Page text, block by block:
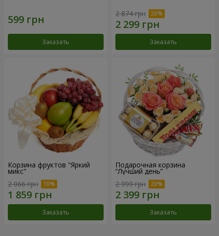
Заказать
2 874 грн
Заказать
Корзина фруктов "Яркий
микс"
2 066 грн
Заказать
Подарочная корзина
“Лучший день”
2 999 грн
Заказать